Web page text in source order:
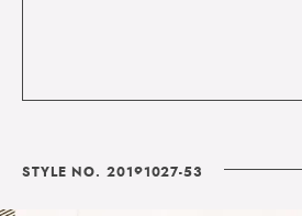
STYLE NO. 20191027-53